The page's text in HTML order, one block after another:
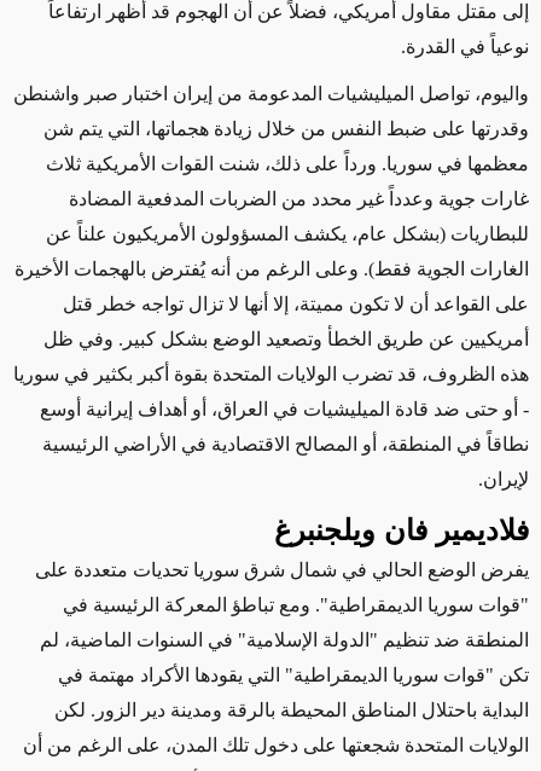
إلى مقتل مقاول أمريكي، فضلاً عن أن الهجوم قد أظهر
ارتفاعاً
نوعياً في القدرة.
واليوم، تواصل الميليشيات المدعومة من إيران اختبار صبر واشنطن
وقدرتها على ضبط النفس من خلال زيادة هجماتها، التي يتم شن
معظمها في سوريا. ورداً على ذلك، شنت القوات الأمريكية ثلاث
غارات جوية وعدداً غير محدد من الضربات المدفعية المضادة
للبطاريات (بشكل عام، يكشف المسؤولون الأمريكيون علناً عن
الغارات الجوية فقط). وعلى الرغم من أنه يُفترض بالهجمات الأخيرة
على القواعد أن لا تكون مميتة، إلا أنها لا تزال تواجه خطر قتل
أمريكيين عن طريق الخطأ وتصعيد الوضع بشكل كبير. وفي ظل
هذه الظروف، قد تضرب الولايات المتحدة بقوة أكبر بكثير في سوريا
- أو حتى ضد قادة الميليشيات في العراق، أو أهداف إيرانية أوسع
نطاقاً في المنطقة، أو المصالح الاقتصادية في الأراضي الرئيسية
لإيران.
فلاديمير فان ويلجنبرغ
يفرض الوضع الحالي في شمال شرق سوريا تحديات متعددة على
"قوات سوريا الديمقراطية". ومع تباطؤ المعركة الرئيسية في
المنطقة ضد تنظيم "الدولة الإسلامية" في السنوات الماضية، لم
تكن "قوات سوريا الديمقراطية" التي يقودها الأكراد مهتمة في
البداية باحتلال المناطق المحيطة بالرقة ومدينة دير الزور. لكن
الولايات المتحدة شجعتها على دخول تلك المدن، على الرغم من أن